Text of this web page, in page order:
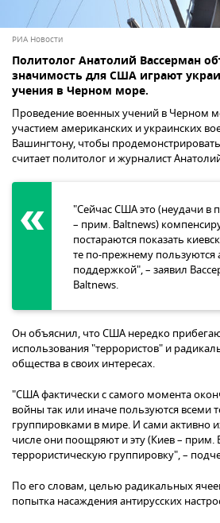
РИА Новости
Политолог Анатолий Вассерман
значимость для США играют
учения в Черном море.
Проведение военных учений в Черном
участием американских и украинских
Вашингтону, чтобы
считает политолог и журналист
"Сейчас США это (неудачи в
– прим. Baltnews)
постараются показать
те по-прежнему пользуются
поддержкой", – заявил
Baltnews.
Он объяснил, что США нередко
использования "террористов" и
общества в своих интересах.
"США фактически с самого момента
войны так или иначе пользуются всеми
группировками в мире. И сами активно
числе они поощряют и эту (Киев – прим.
террористическую группировку", –
По его словам, целью радикальных
попытка насаждения антирусских